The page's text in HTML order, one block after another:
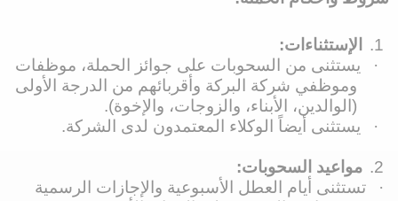
1.
الإستثناءات:
·
يستثنى من السحوبات على جوائز الحملة، موظفات
وموظفي شركة البركة وأقربائهم من الدرجة الأولى
(الوالدين، الأبناء، والزوجات، والإخوة).
·
يستثنى أيضاً الوكلاء المعتمدون لدى الشركة.
2.
مواعيد السحوبات:
·
تستثنى أيام العطل الأسبوعية والإجازات الرسمية